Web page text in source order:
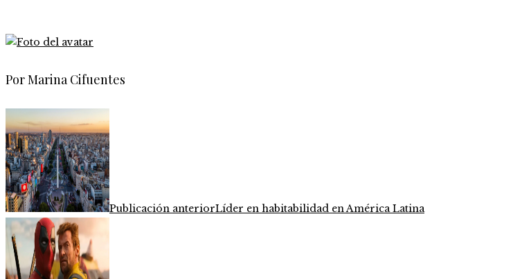
Por Marina Cifuentes
Publicación anteriorLíder en habitabilidad en América Latina